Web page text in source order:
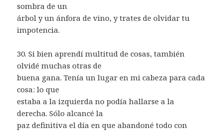
sombra de un
árbol y un ánfora de vino, y trates de olvidar tu
impotencia.
30. Si bien aprendí multitud de cosas, también
olvidé muchas otras de
buena gana. Tenía un lugar en mi cabeza para cada
cosa: lo que
estaba a la izquierda no podía hallarse a la
derecha. Sólo alcancé la
paz definitiva el día en que abandoné todo con